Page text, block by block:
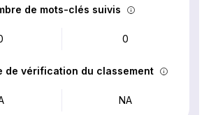
de mots-clés suivis
0
de vérification du classement
NA